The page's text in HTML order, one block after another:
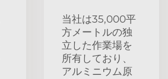
当社は35,000平
方メートルの独
立した作業場を
所有しており、
アルミニウム原